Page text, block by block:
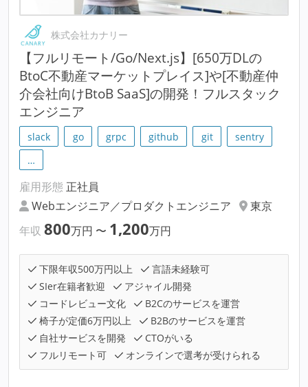
株式会社カナリー
【フルリモート/Go/Next.js】[650万DLの
BtoC不動産マーケットプレイス]や[不動産仲
介会社向けBtoB SaaS]の開発！フルスタック
エンジニア
slack go grpc github git
sentry
…
雇用形態 正社員
Webエンジニア／プロダクトエンジニア
東京
年収 800万円 〜 1,200万円
下限年収500万円以上
言語未経験可
SIer在籍者歓迎
アジャイル開発
コードレビュー文化
B2Cのサービスを運営
椅子が定価6万円以上
B2Bのサービスを運営
自社サービスを開発
CTOがいる
フルリモート可
オンラインで選考が受けられる